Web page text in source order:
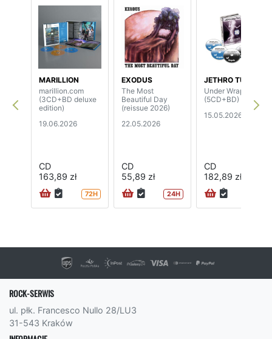
MARILLION
marillion.com
(3CD+BD deluxe
edition)
19.06.2026
CD
163,89 zł
72H
EXODUS
The Most
Beautiful Day
(reissue 2026)
22.05.2026
CD
55,89 zł
24H
JETHRO TULL
Under Wraps
(5CD+BD)
15.05.2026
CD
182,89 zł
ROCK-SERWIS
ul. płk. Francesco Nullo 28/LU3
31-543 Kraków